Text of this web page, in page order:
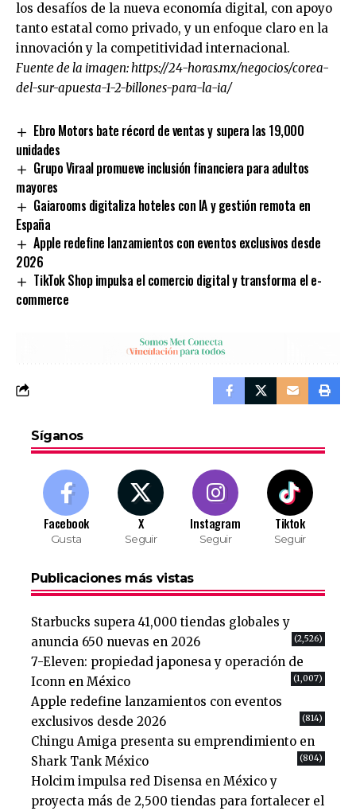
los desafíos de la nueva economía digital, con apoyo
tanto estatal como privado, y un enfoque claro en la
innovación y la competitividad internacional.
Fuente de la imagen:https://24-horas.mx/negocios/corea-
del-sur-apuesta-1-2-billones-para-la-ia/
Ebro Motors bate récord de ventas y supera las 19,000
unidades
Grupo Viraal promueve inclusión financiera para adultos
mayores
Gaiarooms digitaliza hoteles con IA y gestión remota en
España
Apple redefine lanzamientos con eventos exclusivos desde
2026
TikTok Shop impulsa el comercio digital y transforma el e-
commerce
Síganos
Facebook
Gusta
X
Seguir
Instagram
Seguir
Tiktok
Seguir
Publicaciones más vistas
Starbucks supera 41,000 tiendas globales y
anuncia 650 nuevas en 2026
(2,526)
7-Eleven: propiedad japonesa y operación de
Iconn en México
(1,007)
Apple redefine lanzamientos con eventos
exclusivos desde 2026
(814)
Chingu Amiga presenta su emprendimiento en
Shark Tank México
(804)
Holcim impulsa red Disensa en México y
proyecta más de 2,500 tiendas para fortalecer el